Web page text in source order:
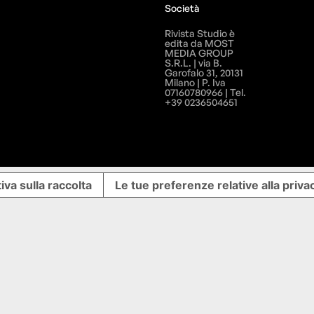
Società
Rivista Studio è
edita da MOST
MEDIA GROUP
S.R.L. | via B.
Garofalo 31, 20131
Milano | P. Iva
07160780966 | Tel.
+39 0236504651
sulla raccolta Le tue preferenze relative alla